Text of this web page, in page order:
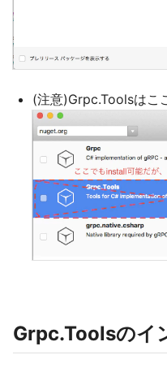
(注意)Grpc.Toolsはこ
Grpc.Toolsのイ